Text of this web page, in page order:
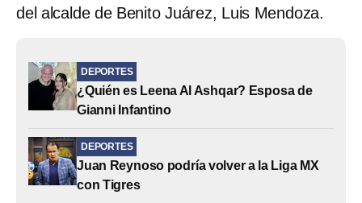
del alcalde de Benito Juárez, Luis Mendoza.
DEPORTES
¿Quién es Leena Al Ashqar? Esposa de
Gianni Infantino
DEPORTES
Juan Reynoso podría volver a la Liga MX
con Tigres